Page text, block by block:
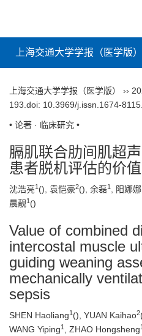
上海交通大学学报（医学版）
上海交通大学学报（医学版） ››
193. doi: 10.3969/j.issn.1674-
• 论著 · 临床研究 •
膈肌联合肋间肌超
患者脱机评估的价值
沈浩亮1 (), 袁恺豪2(), 余磊1 , 阳娜娜
晨靓1 ()
Value of combined
intercostal muscle
guiding weaning
mechanically
sepsis
SHEN Haoliang1 (), YUAN Kaihao2
WANG Yiping1 , ZHAO Hongsheng1